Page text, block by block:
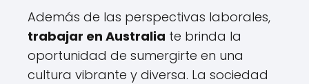
Además de las perspectivas laborales,
trabajar en Australia te brinda la
oportunidad de sumergirte en una
cultura vibrante y diversa. La sociedad